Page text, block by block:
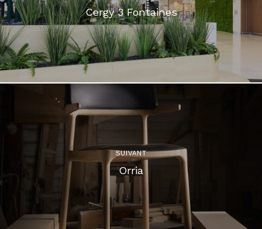
Cergy 3 Fontaines
SUIVANT
Orria